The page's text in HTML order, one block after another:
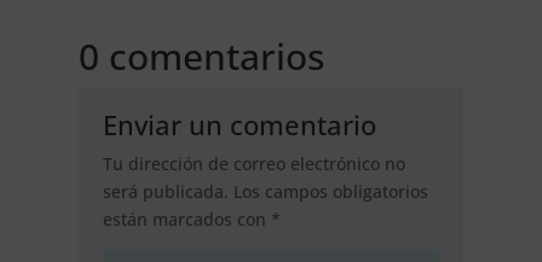
0 comentarios
Enviar un comentario
Tu dirección de correo electrónico no
será publicada. Los campos obligatorios
están marcados con *